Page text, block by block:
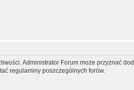
Administrator Forum może przyznać
regulaminy poszczególnych forów.